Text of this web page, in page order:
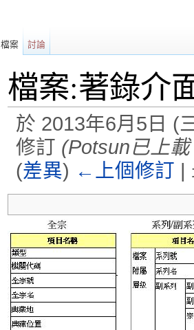
檔案:著錄介
於 2013年6月5日 (
修訂 (Potsun已上
(差異) ←上個修訂 |
檔案 討論